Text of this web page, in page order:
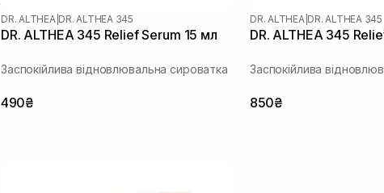
DR. ALTHEA DR. ALTHEA 345
DR. ALTHEA 345 Relief Serum 15 мл
Заспокійлива відновлювальна сироватка
490₴
DR. ALTHEA DR. ALTHEA 345
DR. ALTHEA 345
Заспокійлива
850₴